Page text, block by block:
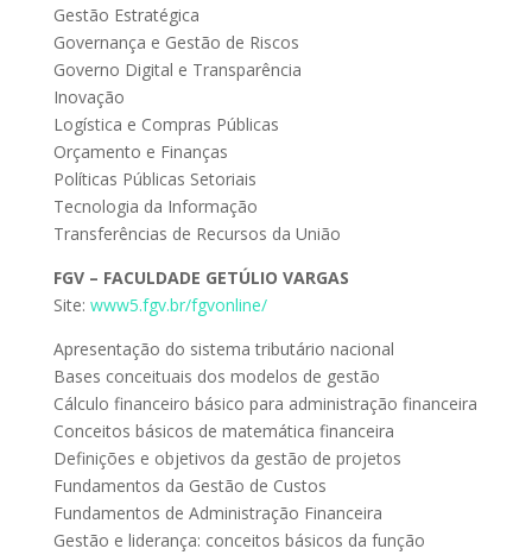
Gestão Estratégica
Governança e Gestão de Riscos
Governo Digital e Transparência
Inovação
Logística e Compras Públicas
Orçamento e Finanças
Políticas Públicas Setoriais
Tecnologia da Informação
Transferências de Recursos da União
FGV – FACULDADE GETÚLIO VARGAS
Site: www5.fgv.br/fgvonline/
Apresentação do sistema tributário nacional
Bases conceituais dos modelos de gestão
Cálculo financeiro básico para administração financeira
Conceitos básicos de matemática financeira
Definições e objetivos da gestão de projetos
Fundamentos da Gestão de Custos
Fundamentos de Administração Financeira
Gestão e liderança: conceitos básicos da função